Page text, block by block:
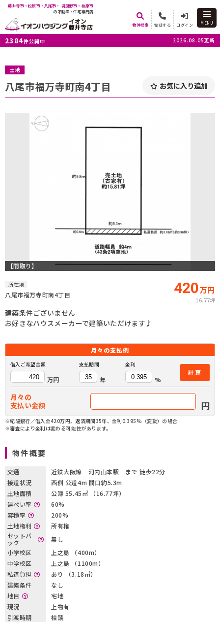
藤井寺市・松原市・八尾市・ 羽曳野市・柏原市
の不動産・住宅専門店
イオン
藤井寺店 物件検索 電話する ログイン MENU
2384件公開中 2026.08.05更新
土地
八尾市福万寺町南4丁目 お気に入り追加
【間取り】
所在地
八尾市福万寺町南4丁目 420万円
16.77坪
建築条件ございません
お好きなハウスメーカーで建築いただけます♪
月々の支払例
借入ご希望金額
万円
支払期間
年
金利
%
計算
月々の
支払い金額
円
※紀陽銀行／借入金420万円、返済期間35年、金利0.395%（変動）の場合
※審査により金利は変わる可能性があります。
物件概要
交通
近鉄大阪線 河内山本駅 まで 徒歩22分
接道状況
西側 公道4m 間口約5.3m
土地面積
公簿 55.45㎡ （16.77坪）
建ぺい率
60%
容積率
200%
土地権利
所有権
セットバ
ック
無し
小学校区
上之島 （400m）
中学校区
上之島 （1100m）
私道負担
あり （3.18㎡）
建築条件
なし
地目
宅地
現況
上物有
引渡時期
相談